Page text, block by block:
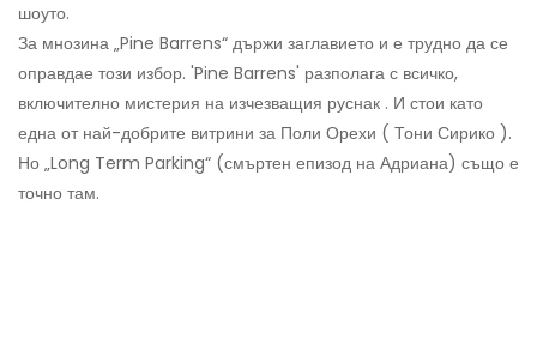
шоуто.
За мнозина „Pine Barrens“ държи заглавието и е трудно да се
оправдае този избор. 'Pine Barrens' разполага с всичко,
включително мистерия на изчезващия руснак . И стои като
една от най-добрите витрини за Поли Орехи ( Тони Сирико ).
Но „Long Term Parking“ (смъртен епизод на Адриана) също е
точно там.